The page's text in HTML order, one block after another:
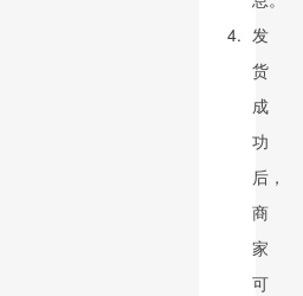
发
货
成
功
后，
商
家
可